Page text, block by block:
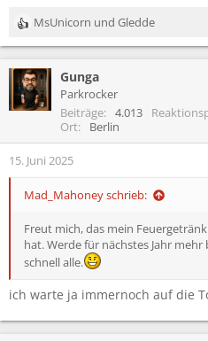
R
e
k
t
i
n
e
MsUnicorn und Gledde
Gunga
Parkrocker
Beiträge
4.013
Ort
Berlin
15. Juni 2025
Mad_Mahoney schrieb:
Freut mich, das mein
hat. Werde für nächstes Jahr
schnell alle.
ich warte ja immernoch auf die